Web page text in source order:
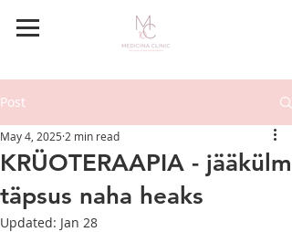
Post
KRÜOTERAAPIA - jääkülm
täpsus naha heaks
May 4, 2025 2 min read
Updated: Jan 28